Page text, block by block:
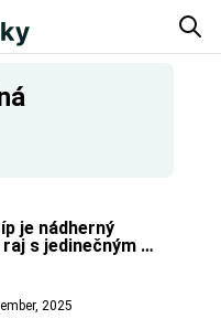
je nádherný
s jedinečným
2025